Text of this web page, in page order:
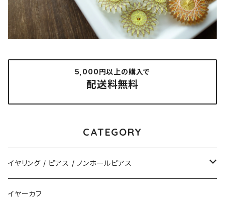
5,000円以上の購入で
配送料無料
CATEGORY
イヤリング / ピアス / ノンホールピアス
揺れるタイプ
イヤーカフ